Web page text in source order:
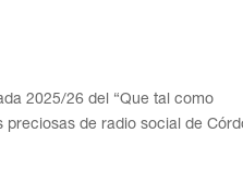
2025/26 del “Que tal como
preciosas de radio social de